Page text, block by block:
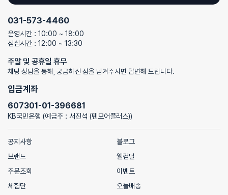
031-573-4460
운영시간 : 10:00 ~ 18:00
점심시간 : 12:00 ~ 13:30
주말 및 공휴일 휴무
채팅 상담을 통해, 궁금하신 점을 남겨주시면 답변해 드립니다.
입금계좌
607301-01-396681
KB국민은행 (예금주 : 서진석 (텐모어플러스))
공지사항
블로그
브랜드
웰컴딜
주문조회
이벤트
체험단
오늘배송